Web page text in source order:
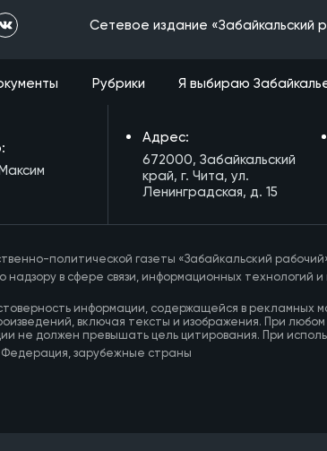
Сетевое издание «Забайкальский
Рубрики Я выбираю
Адрес:
672000, Забайкальский
край, г. Чита, ул.
Ленинградская, д. 15
политической газеты «Забайкальский
в сфере связи, информационных
информации, содержащейся в
включая тексты и изображения. При
не должен превышать цель цитирования. При
зарубежные страны